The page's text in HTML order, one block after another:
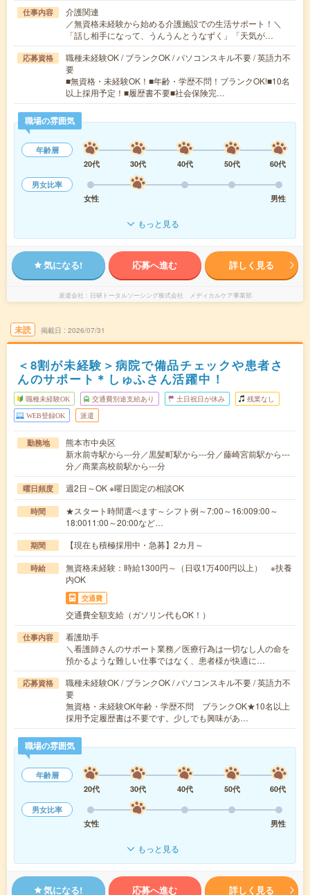
仕事内容
介護関連
／無資格未経験から始める介護施設での生活サポート！＼
「話し相手になって、うんうんとうなずく」「天気が…
応募資格
職種未経験OK / ブランクOK / パソコンスキル不要 / 英語力不
要
■無資格・未経験OK！■年齢・学歴不問！ブランクOK!■10名
以上採用予定！■履歴書不要■社会保険完…
職場の雰囲気
年齢層
20代
30代 40代 50代
60代
男女比率
女性
男性
もっと見る
気になる! 応募へ進む 詳しく見る
派遣会社 日研トータルソーシング株式会社 メディカルケア事業部
未読 掲載日 2026/07/31
＜8割が未経験＞病院で備品チェックや患者さ
んのサポート＊しゅふさん活躍中！
職種未経験OK 交通費別途支給あり 土日祝日が休み 残業なし
WEB登録OK 派遣
勤務地
熊本市中央区
新水前寺駅から---分／黒髪町駅から---分／藤崎宮前駅から---
分／商業高校前駅から---分
曜日頻度 週2日～OK ※曜日固定の相談OK
時間
★スタート時間選べます～シフト例～7:00～16:009:00～
18:0011:00～20:00など…
期間 【現在も積極採用中・急募】2カ月～
時給
無資格未経験：時給1300円～（日収1万400円以上） ※扶養
内OK
交通費
交通費全額支給（ガソリン代もOK！）
仕事内容
看護助手
＼看護師さんのサポート業務／医療行為は一切なし人の命を
預かるような難しい仕事ではなく、患者様が快適に…
応募資格
職種未経験OK / ブランクOK / パソコンスキル不要 / 英語力不
要
無資格・未経験OK年齢・学歴不問 ブランクOK★10名以上
採用予定履歴書は不要です。少しでも興味があ…
職場の雰囲気
年齢層
20代
30代 40代 50代
60代
男女比率
女性
男性
もっと見る
気になる! 応募へ進む 詳しく見る